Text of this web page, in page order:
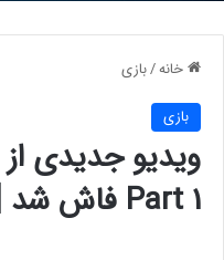
خانه/بازی
بازی
Part 1 فاش شد [تماشا کنید]